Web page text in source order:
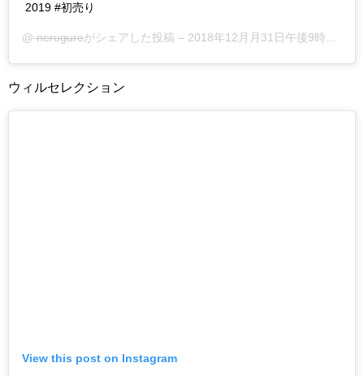
2019 #初売り
@nerugureがシェアした投稿 – 2018年12月月31日午後9時16分PST
ウィルセレクション
View this post on Instagram